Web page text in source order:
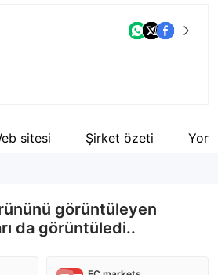
sitesi Şirket özeti
görüntüleyen
da görüntüledi..